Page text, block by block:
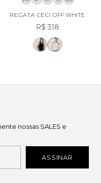
REGATA CECI OFF WHITE
R$ 318
nossas SALES e